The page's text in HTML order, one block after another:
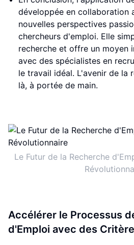
développée en collaboration
nouvelles perspectives
chercheurs d'emploi. Elle
recherche et offre un moyen
avec des spécialistes en
le travail idéal. L'avenir de la
là, à portée de main.
Le Futur de la Recherche
Accélérer le Processus
d'Emploi avec des